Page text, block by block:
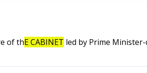
of thE CABINET led by Prime